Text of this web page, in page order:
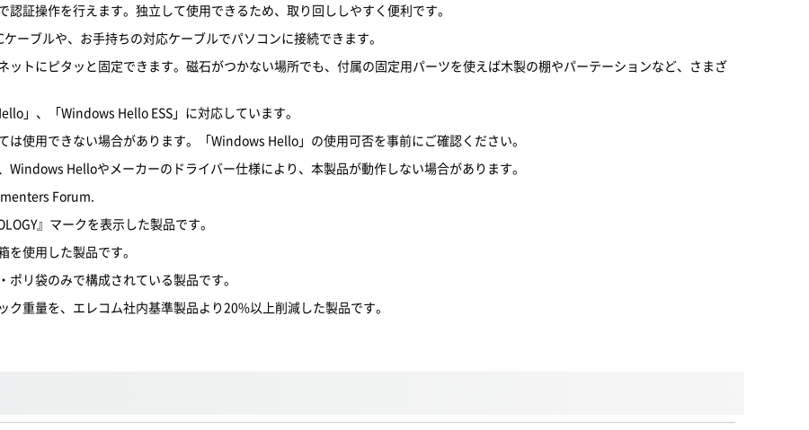
証操作を行えます。独立して使用できるため、取り回ししやすく便利です。
ーブルや、お手持ちの対応ケーブルでパソコンに接続できます。
トにピタッと固定できます。磁石がつかない場所でも、付属の固定用パーツを使えば木製の棚やパーテーションなど、さまざ
」、「Windows Hello ESS」に対応しています。
使用できない場合があります。「Windows Hello」の使用可否を事前にご確認ください。
Helloやメーカーのドライバー仕様により、本製品が動作しない場合があります。
Forum.
』マークを表示した製品です。
使用した製品です。
リ袋のみで構成されている製品です。
重量を、エレコム社内基準製品より20%以上削減した製品です。